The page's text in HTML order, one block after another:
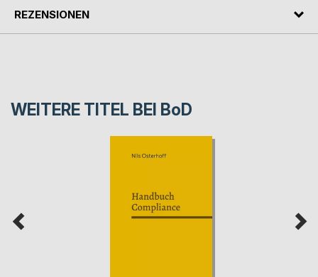
REZENSIONEN
WEITERE TITEL BEI BoD